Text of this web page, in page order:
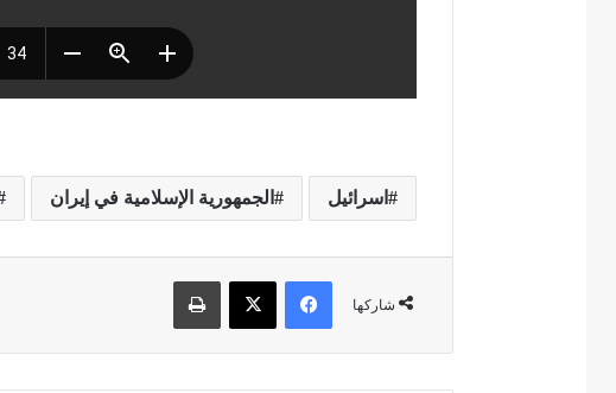
اسرائيل الجمهورية الإسلامية في إيران
شاركها
فيسبوك ‫X